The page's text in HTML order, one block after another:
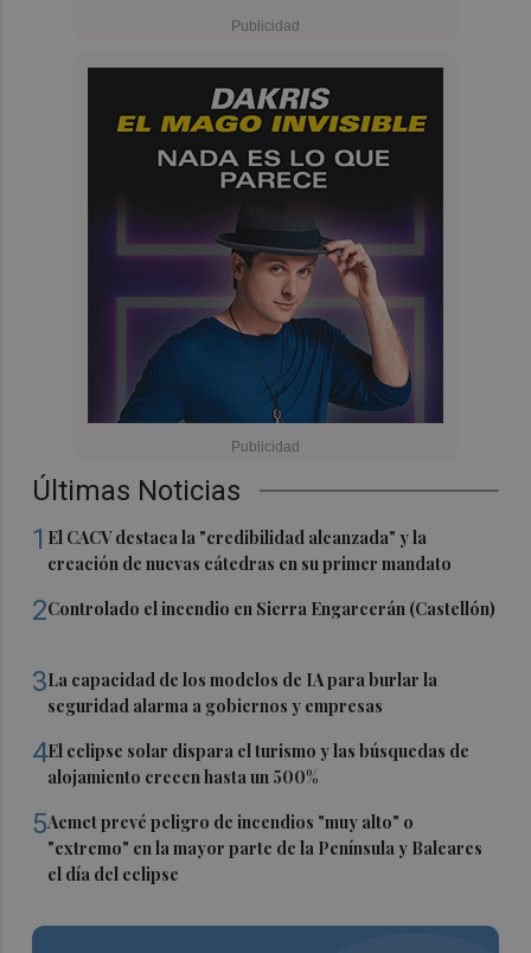
Últimas Noticias
1 El CACV destaca la "credibilidad alcanzada" y la
creación de nuevas cátedras en su primer mandato
2Controlado el incendio en Sierra Engarcerán (Castellón)
3La capacidad de los modelos de IA para burlar la
seguridad alarma a gobiernos y empresas
4El eclipse solar dispara el turismo y las búsquedas de
alojamiento crecen hasta un 500%
5Aemet prevé peligro de incendios "muy alto" o
"extremo" en la mayor parte de la Península y Baleares
el día del eclipse